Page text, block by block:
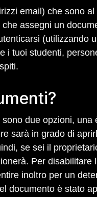
email) che sono
assegni un
(utilizzando
tuoi studenti,
due opzioni,
sarà in grado di
se sei il
Per disabilitare
inoltro per un
documento è stato